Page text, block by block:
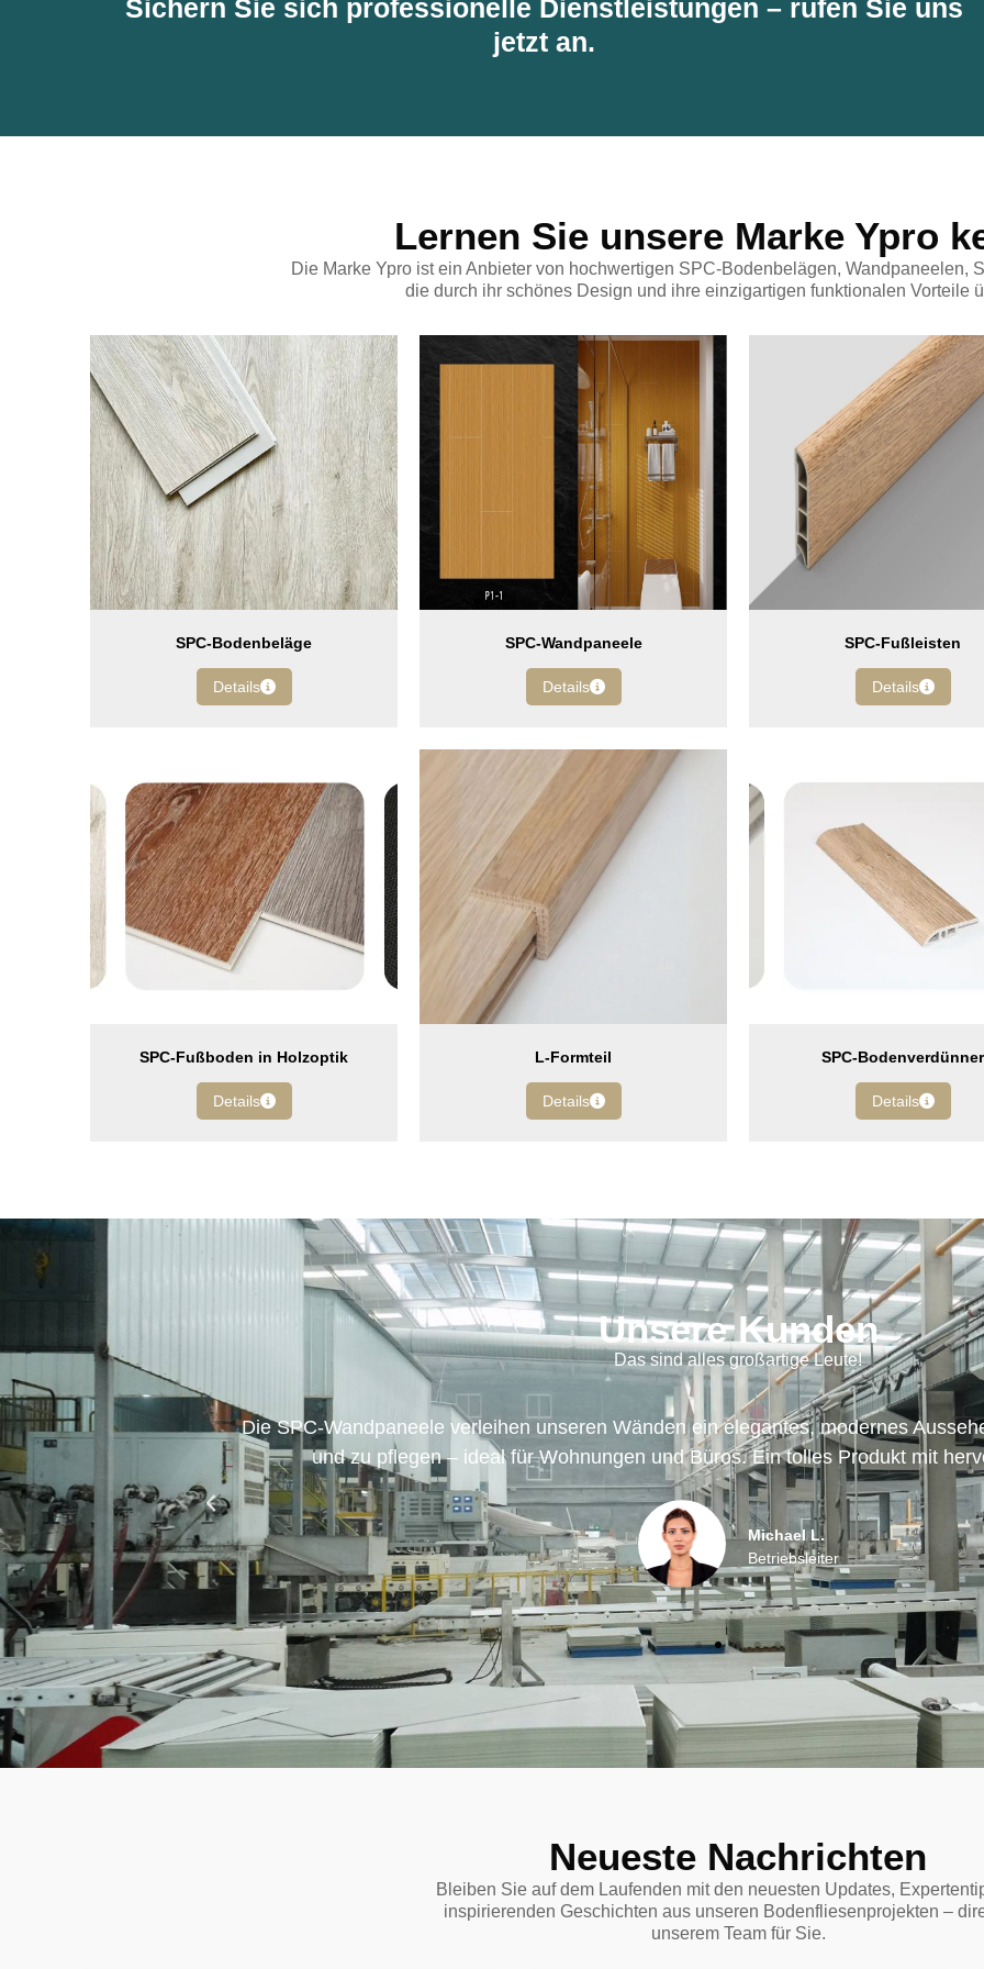
Sichern Sie sich professionelle Dienstleistungen – rufen Sie uns
jetzt an.
Lernen Sie unsere Marke Ypro
Die Marke Ypro ist ein Anbieter von hochwertigen SPC-Bodenbelägen, Wandpaneelen,
die durch ihr schönes Design und ihre einzigartigen funktionalen Vorteile
SPC-Fußleisten
Details
SPC-Wandpaneele
Details
SPC-Bodenbeläge
Details
SPC-Bodenverdünner
Details
L-Formteil
Details
SPC-Fußboden in Holzoptik
Details
Unsere Kunden
Das sind alles großartige Leute!
leicht zu reinigen
Service!
Unsere SPC-Fußleisten passen perfekt zu unserem Bodenbelag. Sie sind
problemlos montieren. Hervorragende Handwerkskunst und viel Liebe zum
Priya R.
Kleinunternehmer
Neueste Nachrichten
Bleiben Sie auf dem Laufenden mit den neuesten Updates,
inspirierenden Geschichten aus unseren Bodenfliesenprojekten –
unserem Team für Sie.